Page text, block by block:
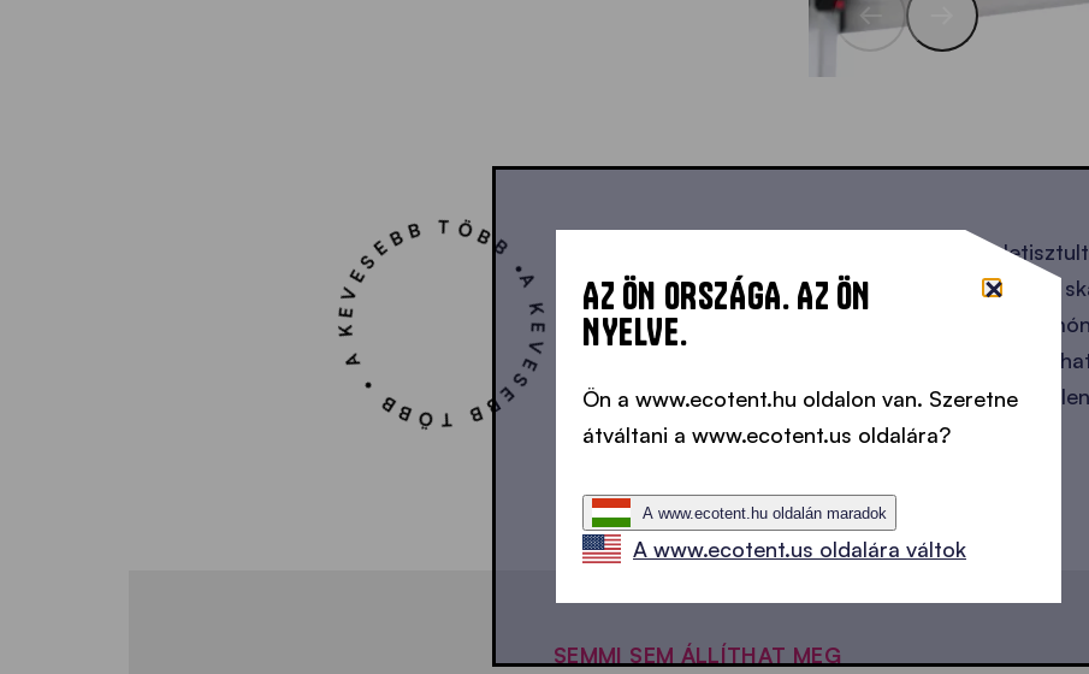
A KEVESEBB TÖBB • A KEVESEBB TÖBB •
egyszerű,
rendelkező LED-es világításaink a klasszikus
emlékeztetnek, amely a funkcionalitást
egyszerűséggel ötvözi. Így az Ön
kiegyensúlyozott, világos és innovatív
SEMMI SEM ÁLLÍTHAT MEG
AZ ÖN ORSZÁGA. AZ ÖN
NYELVE.
Ön a www.ecotent.hu oldalon van. Szeretne
átváltani a www.ecotent.us oldalára?
A www.ecotent.hu oldalán maradok
A www.ecotent.us oldalára váltok